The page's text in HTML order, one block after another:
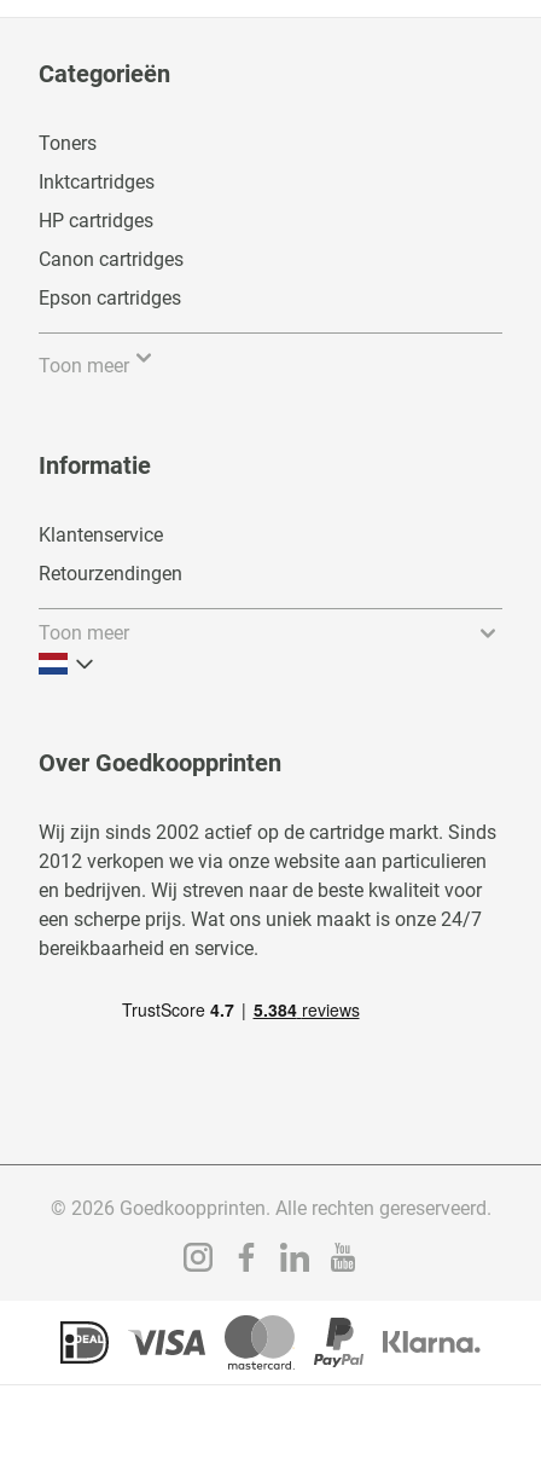
Categorieën
Toners
Inktcartridges
HP cartridges
Canon cartridges
Epson cartridges
Toon meer
Informatie
Klantenservice
Retourzendingen
Toon meer
Over Goedkoopprinten
Wij zijn sinds 2002 actief op de cartridge markt. Sinds
2012 verkopen we via onze website aan particulieren
en bedrijven. Wij streven naar de beste kwaliteit voor
een scherpe prijs. Wat ons uniek maakt is onze 24/7
bereikbaarheid en service.
© 2026 Goedkoopprinten. Alle rechten gereserveerd.